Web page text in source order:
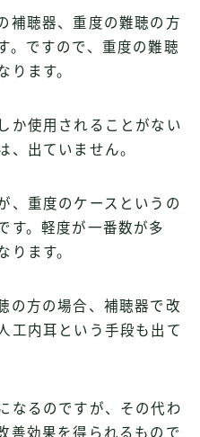
補聴器、重度の難聴の方
。ですので、重度の難聴
ります。
か使用されることがない
、出ていません。
、重度のケースというの
す。軽度が一番数が多
ります。
の方の場合、補聴器で改
工内耳という手段も出て
なるのですが、その代わ
善効果を得られるもので